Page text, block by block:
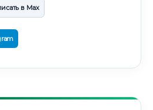
в Max